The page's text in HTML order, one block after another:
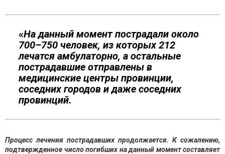
«На данный момент пострадали около
700–750 человек, из которых 212
лечатся амбулаторно, а остальные
пострадавшие отправлены в
медицинские центры провинции,
соседних городов и даже соседних
провинций.
Процесс лечения пострадавших продолжается. К сожалению,
подтвержденное число погибших на данный момент составляет